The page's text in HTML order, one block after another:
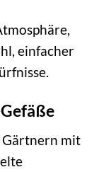
einfacher
Gärtnern mit